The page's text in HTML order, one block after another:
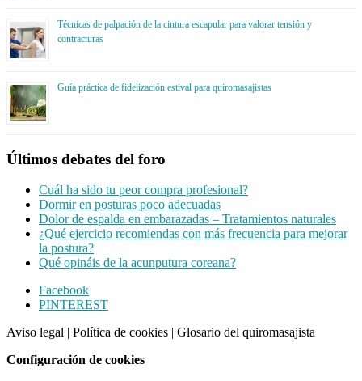
Técnicas de palpación de la cintura escapular para valorar tensión y
contracturas
Guía práctica de fidelización estival para quiromasajistas
Últimos debates del foro
Cuál ha sido tu peor compra profesional?
Dormir en posturas poco adecuadas
Dolor de espalda en embarazadas – Tratamientos naturales
¿Qué ejercicio recomiendas con más frecuencia para mejorar
la postura?
Qué opináis de la acunputura coreana?
Footer
CTA
Facebook
PINTEREST
Aviso legal | Política de cookies | Glosario del quiromasajista
Configuración de cookies